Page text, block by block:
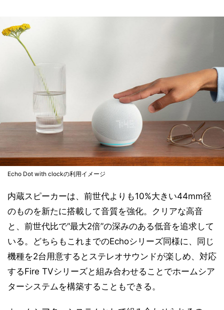
Echo Dot with clockの利用イメージ
内蔵スピーカーは、前世代よりも10%大きい44mm径
のものを新たに搭載して音質を強化。クリアな高音
と、前世代比で“最大2倍”の深みのある低音を追求して
いる。どちらもこれまでのEchoシリーズ同様に、同じ
機種を2台用意するとステレオサウンドが楽しめ、対応
するFire TVシリーズと組み合わせることでホームシア
ターシステムを構築することもできる。